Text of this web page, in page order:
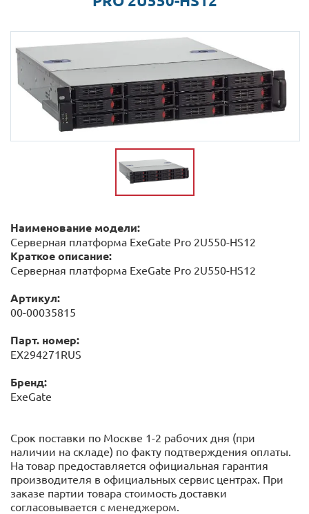
Наименование модели:
Серверная платформа ExeGate Pro 2U550-HS12
Краткое описание:
Серверная платформа ExeGate Pro 2U550-HS12
Артикул:
00-00035815
Парт. номер:
EX294271RUS
Бренд:
ExeGate
Срок поставки по Москве 1-2 рабочих дня (при
наличии на складе) по факту подтверждения оплаты.
На товар предоставляется официальная гарантия
производителя в официальных сервис центрах. При
заказе партии товара стоимость доставки
согласовывается с менеджером.